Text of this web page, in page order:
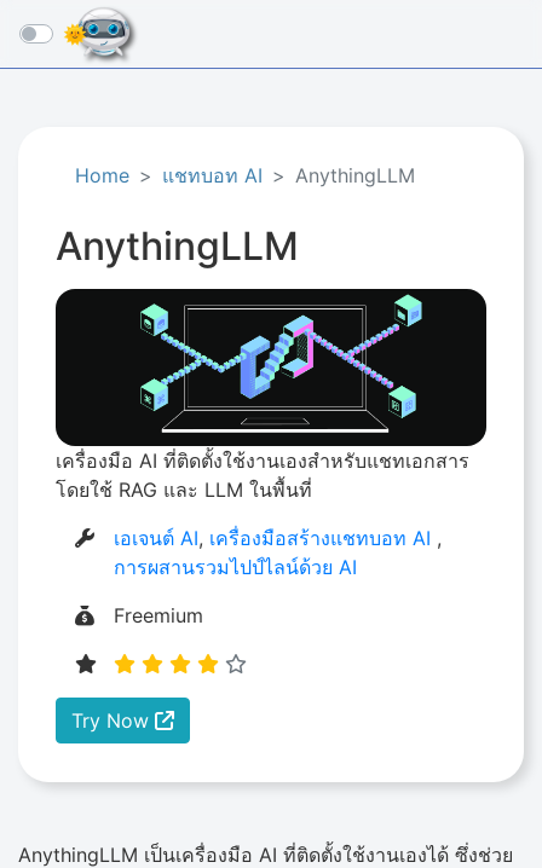
☰
Home แชทบอท AI AnythingLLM
AnythingLLM
เครื่องมือ AI ที่ติดตั้งใช้งานเองสำหรับแชทเอกสาร
โดยใช้ RAG และ LLM ในพื้นที่
เอเจนต์ AI, เครื่องมือสร้างแชทบอท AI ,
การผสานรวมไปป์ไลน์ด้วย AI
Freemium
Try Now
AnythingLLM เป็นเครื่องมือ AI ที่ติดตั้งใช้งานเองได้ ซึ่งช่วย